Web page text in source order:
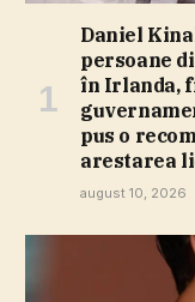
Daniel
persoane
în Irlanda,
pus o
arestarea
august 10, 2026